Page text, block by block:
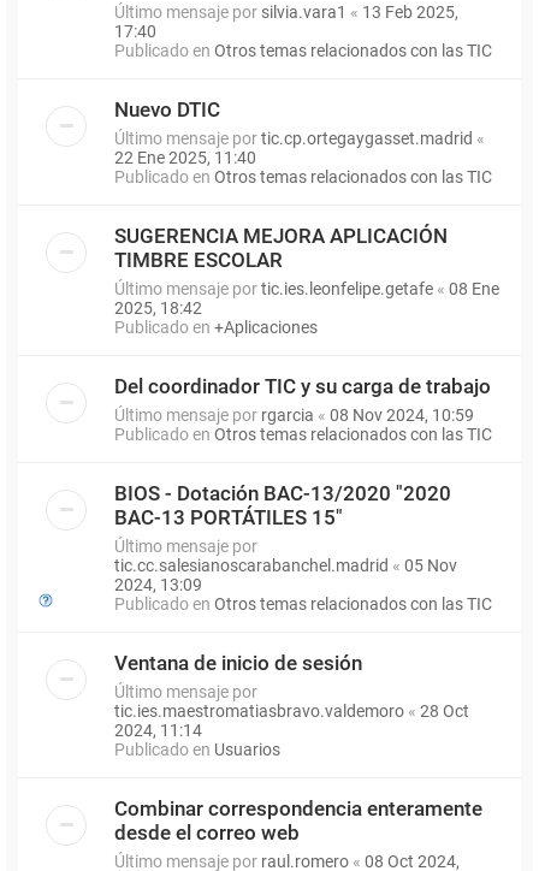
Último mensaje por silvia.vara1 « 13 Feb 2025,
17:40
Publicado en Otros temas relacionados con las TIC
Nuevo DTIC
Último mensaje portic.cp.ortegaygasset.madrid «
22 Ene 2025, 11:40
Publicado en Otros temas relacionados con las TIC
SUGERENCIA MEJORA APLICACIÓN
TIMBRE ESCOLAR
Último mensaje portic.ies.leonfelipe.getafe « 08 Ene
2025, 18:42
Publicado en +Aplicaciones
Del coordinador TIC y su carga de trabajo
Último mensaje por rgarcia « 08 Nov 2024, 10:59
Publicado en Otros temas relacionados con las TIC
BIOS - Dotación BAC-13/2020 "2020
BAC-13 PORTÁTILES 15"
Último mensaje por
tic.cc.salesianoscarabanchel.madrid « 05 Nov
2024, 13:09
Publicado en Otros temas relacionados con las TIC
Ventana de inicio de sesión
Último mensaje por
tic.ies.maestromatiasbravo.valdemoro « 28 Oct
2024, 11:14
Publicado en Usuarios
Combinar correspondencia enteramente
desde el correo web
Último mensaje por raul.romero « 08 Oct 2024,